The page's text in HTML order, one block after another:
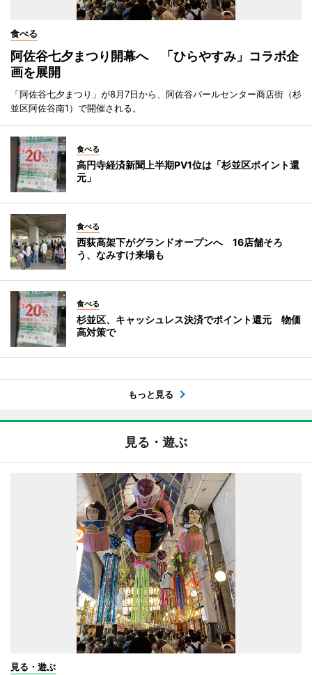
食べる
阿佐谷七夕まつり開幕へ 「ひらやすみ」コラボ企
画を展開
「阿佐谷七夕まつり」が8月7日から、阿佐谷パールセンター商店街（杉
並区阿佐谷南1）で開催される。
食べる
高円寺経済新聞上半期PV1位は「杉並区ポイント還
元」
食べる
西荻高架下がグランドオープンへ 16店舗そろ
う、なみすけ来場も
食べる
杉並区、キャッシュレス決済でポイント還元 物価
高対策で
もっと見る
見る・遊ぶ
見る・遊ぶ